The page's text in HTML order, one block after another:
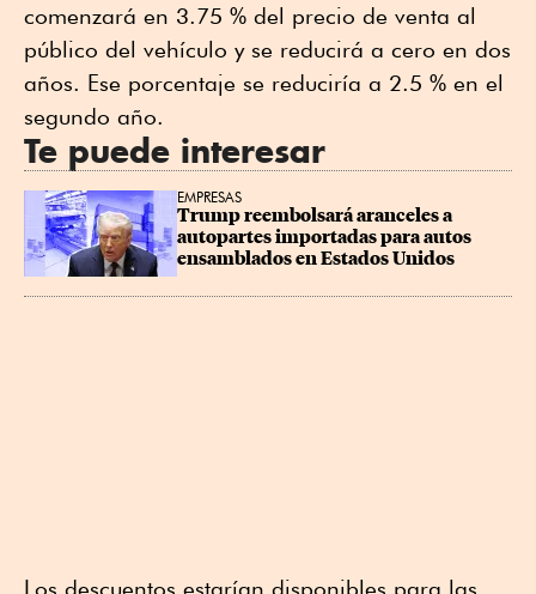
comenzará en 3.75 % del precio de venta al
público del vehículo y se reducirá a cero en dos
años. Ese porcentaje se reduciría a 2.5 % en el
segundo año.
Te puede interesar
EMPRESAS
Trump reembolsará aranceles a
autopartes importadas para autos
ensamblados en Estados Unidos
Los descuentos estarían disponibles para las